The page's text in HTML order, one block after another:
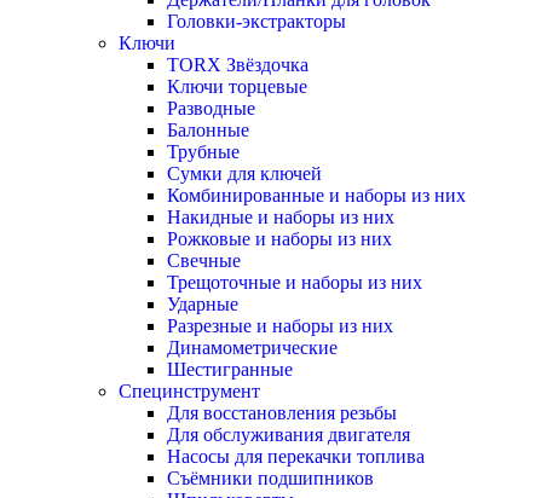
Головки-экстракторы
Ключи
TORX Звёздочка
Ключи торцевые
Разводные
Балонные
Трубные
Сумки для ключей
Комбинированные и наборы из них
Накидные и наборы из них
Рожковые и наборы из них
Свечные
Трещоточные и наборы из них
Ударные
Разрезные и наборы из них
Динамометрические
Шестигранные
Специнструмент
Для восстановления резьбы
Для обслуживания двигателя
Насосы для перекачки топлива
Съёмники подшипников